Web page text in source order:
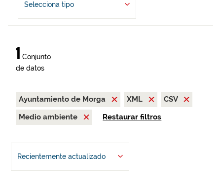
Selecciona tipo
1 Conjunto
de datos
Ayuntamiento de Morga XML
CSV
Medio ambiente
Restaurar filtros
Recientemente actualizado